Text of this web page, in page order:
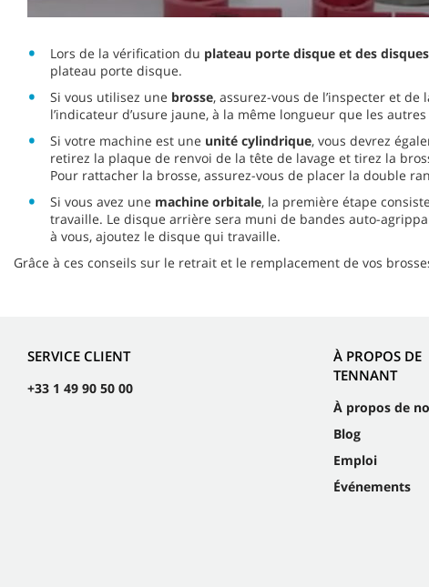
Lors de la vérification du plateau porte disque et des disques
plateau porte disque.
Si vous utilisez une brosse, assurez-vous de l’inspecter et
l’indicateur d’usure jaune, à la même longueur que les
Si votre machine est une unité cylindrique, vous devrez
retirez la plaque de renvoi de la tête de lavage et tirez la
Pour rattacher la brosse, assurez-vous de placer la double
Si vous avez une machine orbitale, la première étape
travaille. Le disque arrière sera muni de bandes auto-
à vous, ajoutez le disque qui travaille.
Grâce à ces conseils sur le retrait et le remplacement de vos
SERVICE CLIENT
+33 1 49 90 50 00
À PROPOS DE
TENNANT
À propos de
Blog
Emploi
Événements